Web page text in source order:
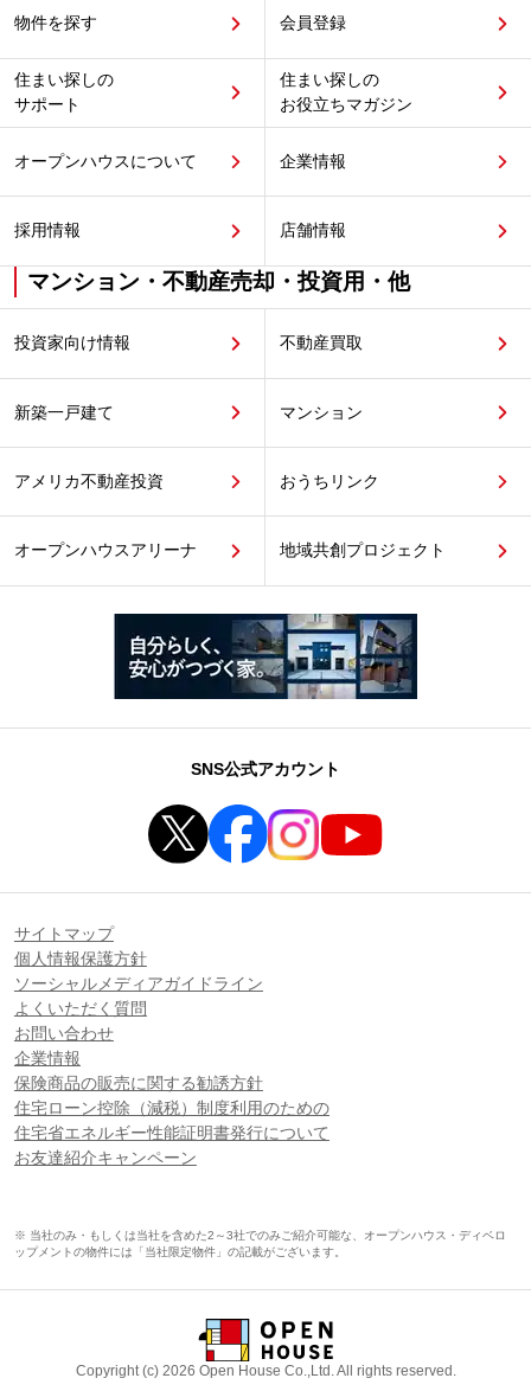
物件を探す 会員登録
住まい探しの
サポート
住まい探しの
お役立ちマガジン
オープンハウスについて 企業情報
採用情報 店舗情報
マンション・不動産売却・投資用・他
投資家向け情報 不動産買取
新築一戸建て マンション
アメリカ不動産投資 おうちリンク
オープンハウスアリーナ 地域共創プロジェクト
SNS公式アカウント
サイトマップ
個人情報保護方針
ソーシャルメディアガイドライン
よくいただく質問
お問い合わせ
企業情報
保険商品の販売に関する勧誘方針
住宅ローン控除（減税）制度利用のための
住宅省エネルギー性能証明書発行について
お友達紹介キャンペーン
※ 当社のみ・もしくは当社を含めた2～3社でのみご紹介可能な、オープンハウス・ディベロ
ップメントの物件には「当社限定物件」の記載がございます。
Copyright (c) 2026 Open House Co.,Ltd. All rights reserved.